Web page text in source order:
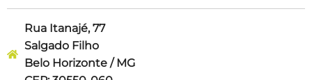
Rua Itanajé, 77
Salgado Filho
Belo Horizonte / MG